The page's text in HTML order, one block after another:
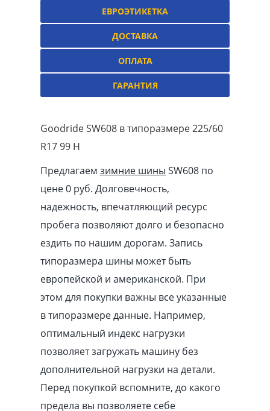
ЕВРОЭТИКЕТКА
ДОСТАВКА
ОПЛАТА
ГАРАНТИЯ
Goodride SW608 в типоразмере 225/60
R17 99 H
Предлагаем зимние шины SW608 по
цене 0 руб. Долговечность,
надежность, впечатляющий ресурс
пробега позволяют долго и безопасно
ездить по нашим дорогам. Запись
типоразмера шины может быть
европейской и американской. При
этом для покупки важны все указанные
в типоразмере данные. Например,
оптимальный индекс нагрузки
позволяет загружать машину без
дополнительной нагрузки на детали.
Перед покупкой вспомните, до какого
предела вы позволяете себе